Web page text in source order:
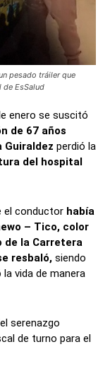
pesado tráiler que
de EsSalud
enero se suscitó
de 67 años
Guiraldez perdió la
del hospital
el conductor había
– Tico, color
de la Carretera
resbaló, siendo
vida de manera
serenazgo
de turno para el